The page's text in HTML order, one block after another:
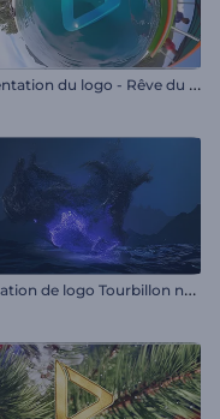
P
résentation du logo - Rêve du voyageur
A
nimation de logo Tourbillon nocturne